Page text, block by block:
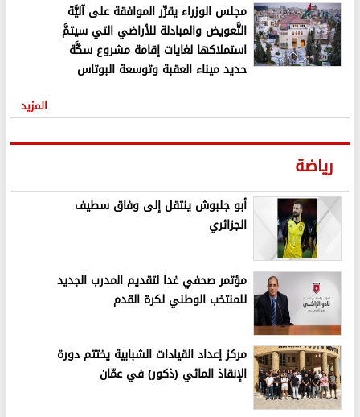
مجلس الوزراء يقرِّر الموافقة على آليَّة
التَّعويض والمبادلة للأراضي التي سيتمَّ
استملاكها لغايات إقامة مشروع سكَّة
حديد ميناء العقبة وتوسعة البوتاس
المزيد
رياضة
أبو جلبوش ينتقل إلى وفاق سطيف
الجزائري
مؤتمر صحفي غدا لتقديم المدرب الجديد
للمنتخب الوطني لكرة القدم
مركز إعداد القيادات الشبابية يختتم دورة
الإنقاذ المائي (ذكور) في عمّان